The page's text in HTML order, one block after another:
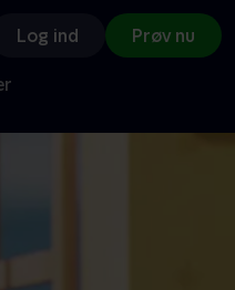
Log ind Prøv nu